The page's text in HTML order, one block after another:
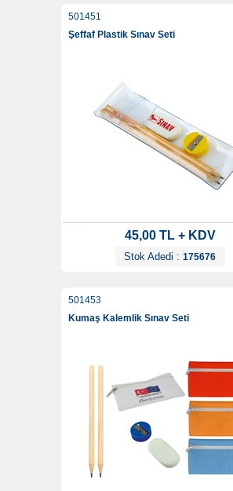
501451
Şeffaf Plastik Sınav Seti
45,00 TL + KDV
Stok Adedi : 175676
501453
Kumaş Kalemlik Sınav Seti